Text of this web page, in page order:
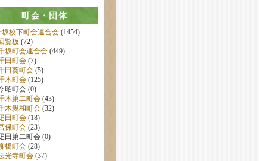
町会・団体
坂校下町会連合会(1454)
覧板 (72)
坂町会連合会(449)
田町会(7)
田葵町会(5)
木町会(125)
昭町会 (0)
木第二町会(43)
木親和町会(32)
田町会(18)
保町会(23)
田第二町会 (0)
橋町会(28)
光寺町会(37)